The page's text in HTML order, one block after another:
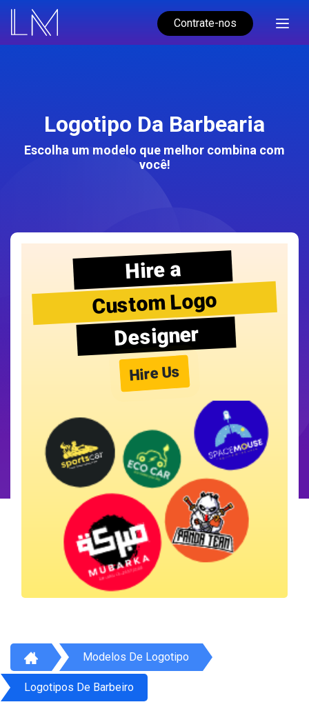
Contrate-nos
Logotipo Da Barbearia
Escolha um modelo que melhor combina com
você!
Hire a
Custom Logo
Designer
Hire Us
Modelos De Logotipo
Logotipos De Barbeiro